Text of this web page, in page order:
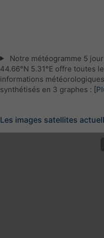
Notre météogramme 5
44.66°N 5.31°E offre toutes
informations météorologiques
synthétisés en 3 graphes :
Les images satellites